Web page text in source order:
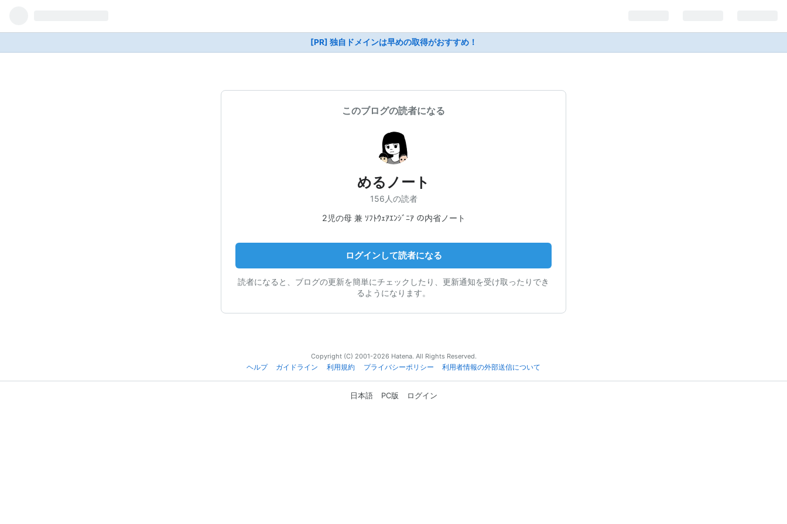
[PR] 独自ドメインは早めの取得がおすすめ！
このブログの読者になる
めるノート
156人の読者
2児の母 兼 ｿﾌﾄｳｪｱｴﾝｼﾞﾆｱ の内省ノート
ログインして読者になる
読者になると、ブログの更新を簡単にチェックしたり、更新通知を受け取ったりでき
るようになります。
Copyright (C) 2001-2026 Hatena. All Rights Reserved.
ヘルプ
ガイドライン 利用規約 プライバシーポリシー 利用者情報の外部送信について
日本語 PC版 ログイン